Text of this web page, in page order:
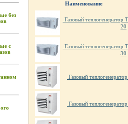
без
с
Наименование
Газовый
20
Газовый
30
Газовый
Газовый